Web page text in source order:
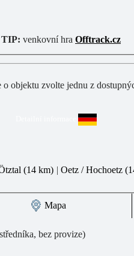
TIP: venkovní hra Offtrack.cz
o objektu zvolte jednu z
(14 km) | Oetz / Hochoetz
Mapa
bez provize)